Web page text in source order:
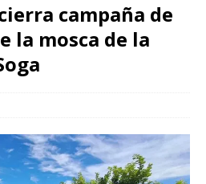
campaña de
la mosca de la